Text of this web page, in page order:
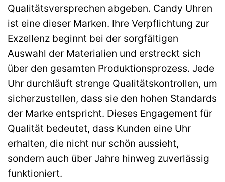
Qualitätsversprechen abgeben. Candy Uhren
ist eine dieser Marken. Ihre Verpflichtung zur
Exzellenz beginnt bei der sorgfältigen
Auswahl der Materialien und erstreckt sich
über den gesamten Produktionsprozess. Jede
Uhr durchläuft strenge Qualitätskontrollen, um
sicherzustellen, dass sie den hohen Standards
der Marke entspricht. Dieses Engagement für
Qualität bedeutet, dass Kunden eine Uhr
erhalten, die nicht nur schön aussieht,
sondern auch über Jahre hinweg zuverlässig
funktioniert.